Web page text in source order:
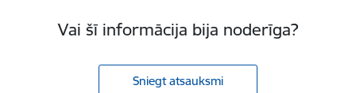
Vai šī informācija bija noderīga?
Sniegt atsauksmi